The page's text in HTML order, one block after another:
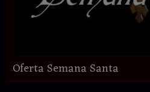
Oferta Semana Santa